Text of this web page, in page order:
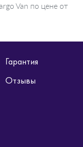
Van по цене от
Гарантия
Отзывы